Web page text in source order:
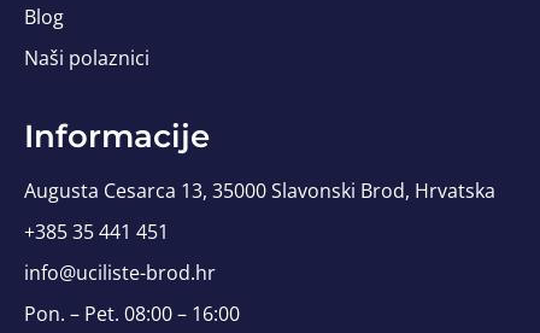
Blog
Naši polaznici
Informacije
Augusta Cesarca 13, 35000 Slavonski Brod, Hrvatska
+385 35 441 451
info@uciliste-brod.hr
Pon. – Pet. 08:00 – 16:00